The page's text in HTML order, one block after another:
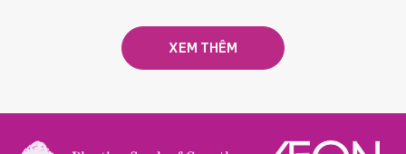
XEM THÊM